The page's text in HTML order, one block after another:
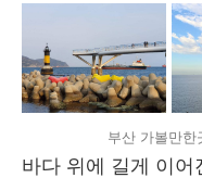
부산 가볼만한
바다 위에 길게 이